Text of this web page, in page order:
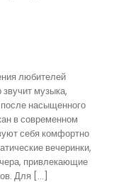
любителей
музыка,
насыщенного
в современном
себя комфортно
вечеринки,
привлекающие
Для […]